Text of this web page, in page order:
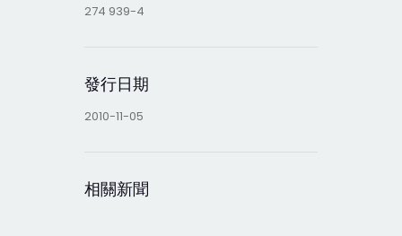
274 939-4
發行日期
2010-11-05
相關新聞